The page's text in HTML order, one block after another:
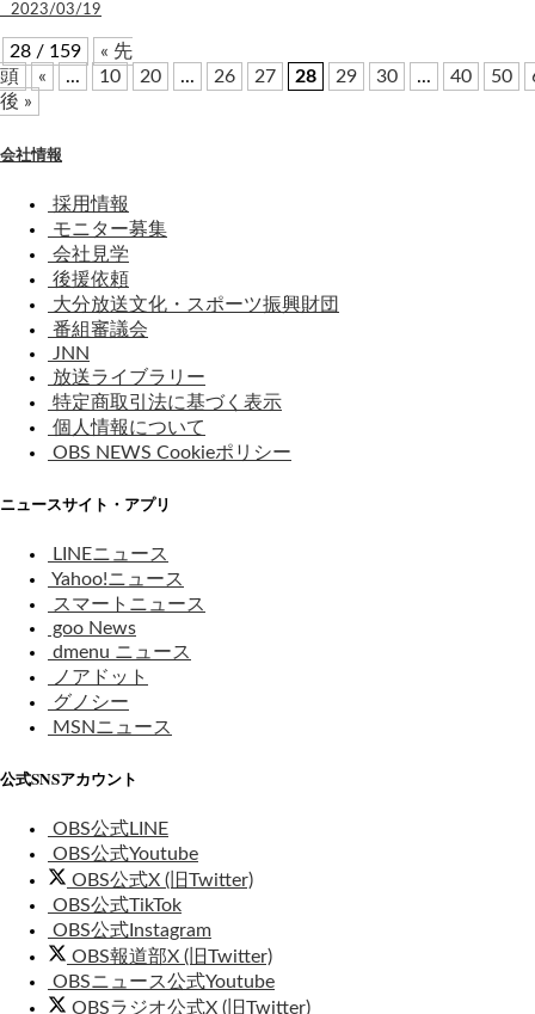
2023/03/19
28 / 159
« 先
頭
« ... 10 20 ... 26 27 28 29 30 ... 40 50
後 »
会社情報
採用情報
モニター募集
会社見学
後援依頼
大分放送文化・スポーツ振興財団
番組審議会
JNN
放送ライブラリー
特定商取引法に基づく表示
個人情報について
OBS NEWS Cookieポリシー
ニュースサイト・アプリ
LINEニュース
Yahoo!ニュース
スマートニュース
goo News
dmenu ニュース
ノアドット
グノシー
MSNニュース
公式SNSアカウント
OBS公式LINE
OBS公式Youtube
OBS公式X (旧Twitter)
OBS公式TikTok
OBS公式Instagram
OBS報道部X (旧Twitter)
OBSニュース公式Youtube
OBSラジオ公式X (旧Twitter)